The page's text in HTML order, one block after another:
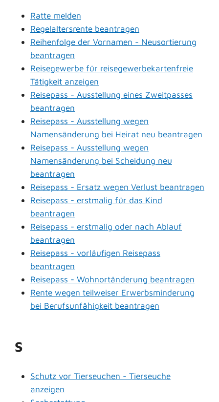
Ratte melden
Regelaltersrente beantragen
Reihenfolge der Vornamen - Neusortierung
beantragen
Reisegewerbe für reisegewerbekartenfreie
Tätigkeit anzeigen
Reisepass - Ausstellung eines Zweitpasses
beantragen
Reisepass - Ausstellung wegen
Namensänderung bei Heirat neu beantragen
Reisepass - Ausstellung wegen
Namensänderung bei Scheidung neu
beantragen
Reisepass - Ersatz wegen Verlust beantragen
Reisepass - erstmalig für das Kind
beantragen
Reisepass - erstmalig oder nach Ablauf
beantragen
Reisepass - vorläufigen Reisepass
beantragen
Reisepass - Wohnortänderung beantragen
Rente wegen teilweiser Erwerbsminderung
bei Berufsunfähigkeit beantragen
S
Schutz vor Tierseuchen - Tierseuche
anzeigen